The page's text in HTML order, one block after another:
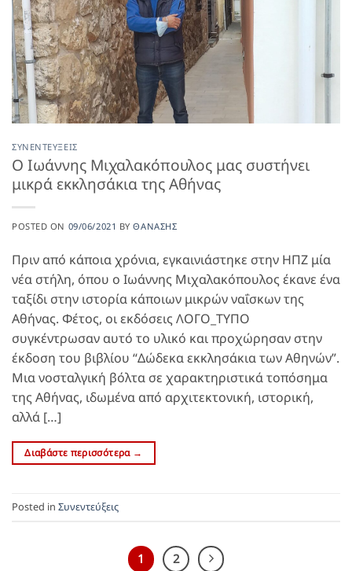
ΣΥΝΕΝΤΕΎΞΕΙΣ
Ο Ιωάννης Μιχαλακόπουλος μας συστήνει
μικρά εκκλησάκια της Αθήνας
POSTED ON 09/06/2021 BYΘΑΝΆΣΗΣ
Πριν από κάποια χρόνια, εγκαινιάστηκε στην ΗΠΖ μία
νέα στήλη, όπου ο Ιωάννης Μιχαλακόπουλος έκανε ένα
ταξίδι στην ιστορία κάποιων μικρών ναΐσκων της
Αθήνας. Φέτος, οι εκδόσεις ΛΟΓΟ_ΤΥΠΟ
συγκέντρωσαν αυτό το υλικό και προχώρησαν στην
έκδοση του βιβλίου “Δώδεκα εκκλησάκια των Αθηνών”.
Μια νοσταλγική βόλτα σε χαρακτηριστικά τοπόσημα
της Αθήνας, ιδωμένα από αρχιτεκτονική, ιστορική,
αλλά […]
Διαβάστε περισσότερα →
Posted in Συνεντεύξεις
1 2